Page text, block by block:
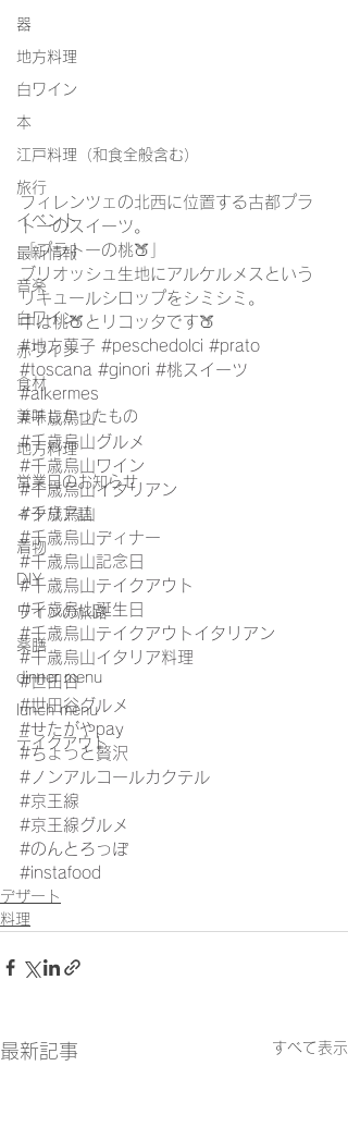
器
地方料理
白ワイン
本
江戸料理（和食全般含む）
旅行
イベント
最新情報
音楽
白ワイン
赤ワイン
食材
美味しかったもの
地方料理
営業日のお知らせ
イタリア語
着物
DIY
ワインの旅路
薬膳
dinner menu
lunch menu
テイクアウト
フィレンツェの北西に位置する古都プラ
トーのスイーツ。
「プラトーの桃🍑」
ブリオッシュ生地にアルケルメスという
リキュールシロップをシミシミ。
中は桃🍑とリコッタです🍑
#地方菓子 #peschedolci #prato
#toscana #ginori #桃スイーツ
#alkermes
#千歳烏山
#千歳烏山グルメ
#千歳烏山ワイン
#千歳烏山イタリアン
#千歳烏山
#千歳烏山ディナー
#千歳烏山記念日
#千歳烏山テイクアウト
#千歳烏山誕生日
#千歳烏山テイクアウトイタリアン
#千歳烏山イタリア料理
#世田谷
#世田谷グルメ
#せたがやpay
#ちょっと贅沢
#ノンアルコールカクテル
#京王線
#京王線グルメ
#のんとろっぽ
#instafood
デザート
料理
最新記事 すべて表示